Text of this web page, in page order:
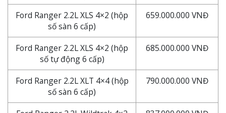
Ford Ranger 2.2L XLS 4×2 (hộp
số sàn 6 cấp)
659.000.000 VNĐ
Ford Ranger 2.2L XLS 4×2 (hộp
số tự động 6 cấp)
685.000.000 VNĐ
Ford Ranger 2.2L XLT 4×4 (hộp
số sàn 6 cấp)
790.000.000 VNĐ